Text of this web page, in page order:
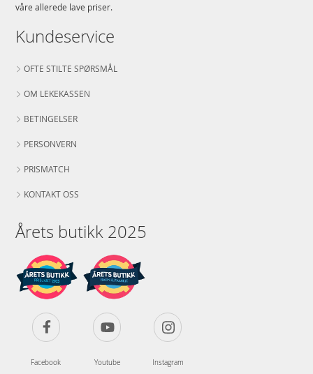
våre allerede lave priser.
Kundeservice
OFTE STILTE SPØRSMÅL
OM LEKEKASSEN
BETINGELSER
PERSONVERN
PRISMATCH
KONTAKT OSS
Årets butikk 2025
Facebook Youtube Instagram